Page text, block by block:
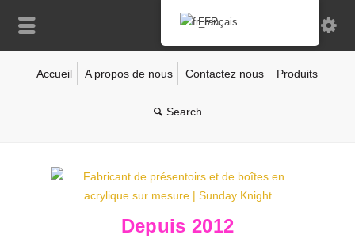
Accueil A propos de nous Contactez nous Produits
Depuis 2012
Français